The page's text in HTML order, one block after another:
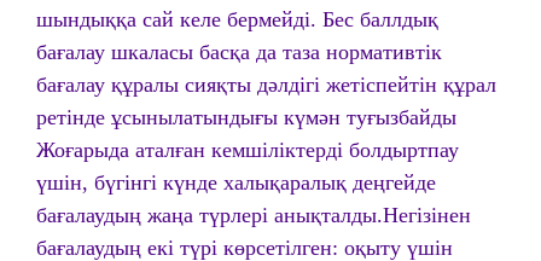
шындыққа сай келе бермейді. Бес баллдық
бағалау шкаласы басқа да таза нормативтік
бағалау құралы сияқты дәлдігі жетіспейтін құрал
ретінде ұсынылатындығы күмән туғызбайды
Жоғарыда аталған кемшіліктерді болдыртпау
үшін, бүгінгі күнде халықаралық деңгейде
бағалаудың жаңа түрлері анықталды.Негізінен
бағалаудың екі түрі көрсетілген: оқыту үшін